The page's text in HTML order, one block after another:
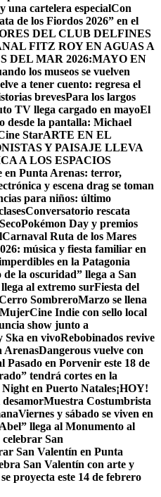
una cartelera especialCon
de los Fiordos 2026” en el
DEL CLUB DELFINES
FITZ ROY EN AGUAS A
DEL MAR 2026:MAYO EN
los museos se vuelven
a tener cuento: regresa el
brevesPara los largos
TV llega cargado en mayoEl
desde la pantalla: Michael
StarARTE EN EL
Y PAISAJE LLEVA
A LOS ESPACIOS
en Punta Arenas: terror,
y escena drag se toman
para niños: último
Conversatorio rescata
Pokémon Day y premios
Carnaval Ruta de los Mares
música y fiesta familiar en
en la Patagonia
la oscuridad” llega a San
al extremo surFiesta del
SombreroMarzo se llena
MujerCine Indie con sello local
show junto a
Ska en vivoRebobinados revive
ArenasDangerous vuelve con
Pasado en Porvenir este 18 de
tendrá cortes en la
en Puerto Natales¡HOY!
Muestra Costumbrista
Viernes y sábado se viven en
llega al Monumento al
San
San Valentín en Punta
San Valentín con arte y
proyecta este 14 de febrero